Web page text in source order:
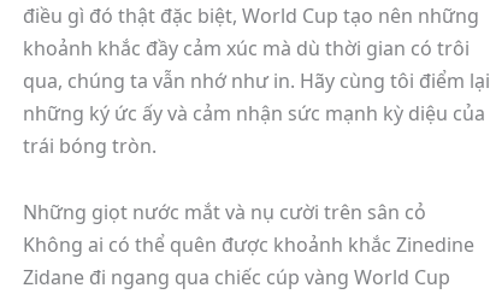
điều gì đó thật đặc biệt, World Cup tạo nên những
khoảnh khắc đầy cảm xúc mà dù thời gian có trôi
qua, chúng ta vẫn nhớ như in. Hãy cùng tôi điểm lại
những ký ức ấy và cảm nhận sức mạnh kỳ diệu của
trái bóng tròn.
Những giọt nước mắt và nụ cười trên sân cỏ
Không ai có thể quên được khoảnh khắc Zinedine
Zidane đi ngang qua chiếc cúp vàng World Cup